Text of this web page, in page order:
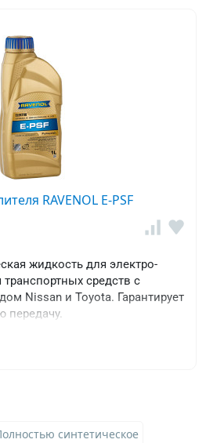
синтетическое
RAVENOL E-PSF
жидкость для электро-
транспортных средств с
Nissan и Toyota. Гарантирует
передачу.